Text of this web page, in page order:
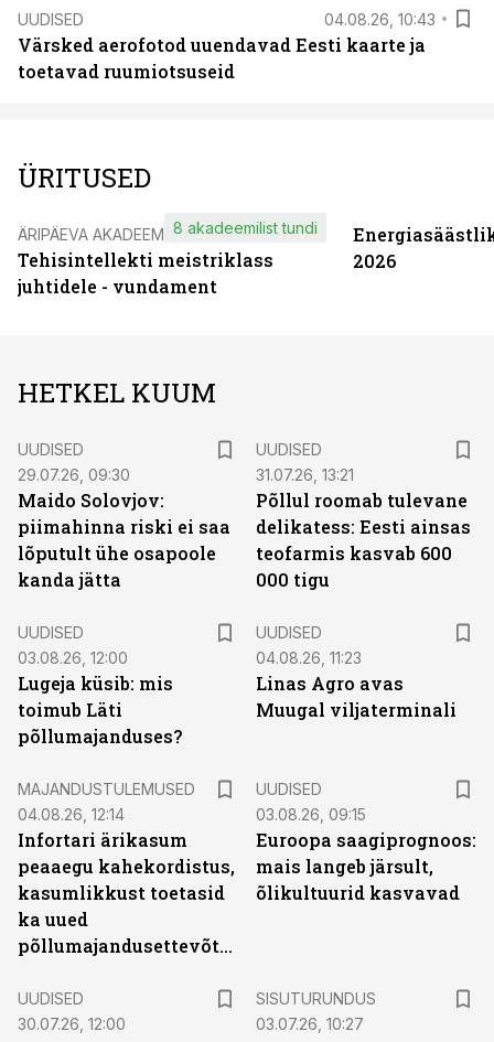
UUDISED 04.08.26, 10:43
Värsked aerofotod uuendavad Eesti kaarte ja
toetavad ruumiotsuseid
ÜRITUSED
ÄRIPÄEVA AKADEEMIA
Tehisintellekti meistriklass
juhtidele - vundament
8 akadeemilist tundi
2026
HETKEL KUUM
UUDISED
29.07.26, 09:30
Maido Solovjov:
piimahinna riski ei saa
lõputult ühe osapoole
kanda jätta
UUDISED
31.07.26, 13:21
Põllul roomab tulevane
delikatess: Eesti ainsas
teofarmis kasvab 600
000 tigu
UUDISED
03.08.26, 12:00
Lugeja küsib: mis
toimub Läti
põllumajanduses?
UUDISED
04.08.26, 11:23
Linas Agro avas
Muugal viljaterminali
MAJANDUSTULEMUSED
04.08.26, 12:14
Infortari ärikasum
peaaegu kahekordistus,
kasumlikkust toetasid
ka uued
põllumajandusettevõtted
UUDISED
03.08.26, 09:15
Euroopa saagiprognoos:
mais langeb järsult,
õlikultuurid kasvavad
UUDISED
30.07.26, 12:00
SISUTURUNDUS
03.07.26, 10:27